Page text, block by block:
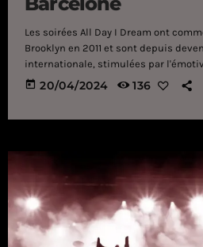
Les soirées All Day I Dream ont
Brooklyn en 2011 et sont depuis
internationale, stimulées par
caractéristique de Lee Burridge, le
bien trop rare dans le paysage
today 20/04/2024 136